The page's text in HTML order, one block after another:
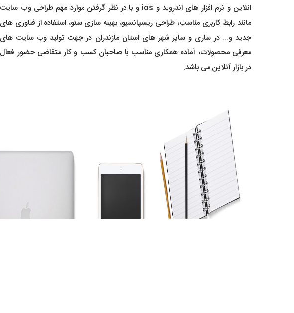
انلاین و نرم افزار های اندروید و ios و با در نظر گرفتن موارد مهم طراحی وب سایت
مانند رابط کاربری مناسب، طراحی ریسپانسیو، بهینه سازی سئو، استفاده از فناوری های
جدید و... در ساری و سایر شهر های استان مازندران در جهت تولید وب سایت های
معرفی محصولات، آماده همکاری مناسب با صاحبان کسب و کار متقاضی حضور فعال
در بازار آنلاین می باشد.